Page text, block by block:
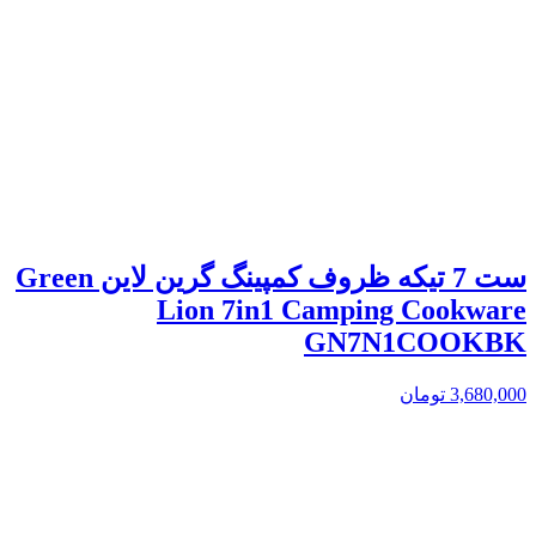
ست 7 تیکه ظروف کمپینگ گرین لاین Green
Lion 7in1 Camping Cookware
GN7N1COOKBK
3,680,000 تومان